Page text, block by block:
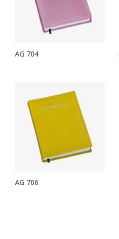
AG 704
AG 706